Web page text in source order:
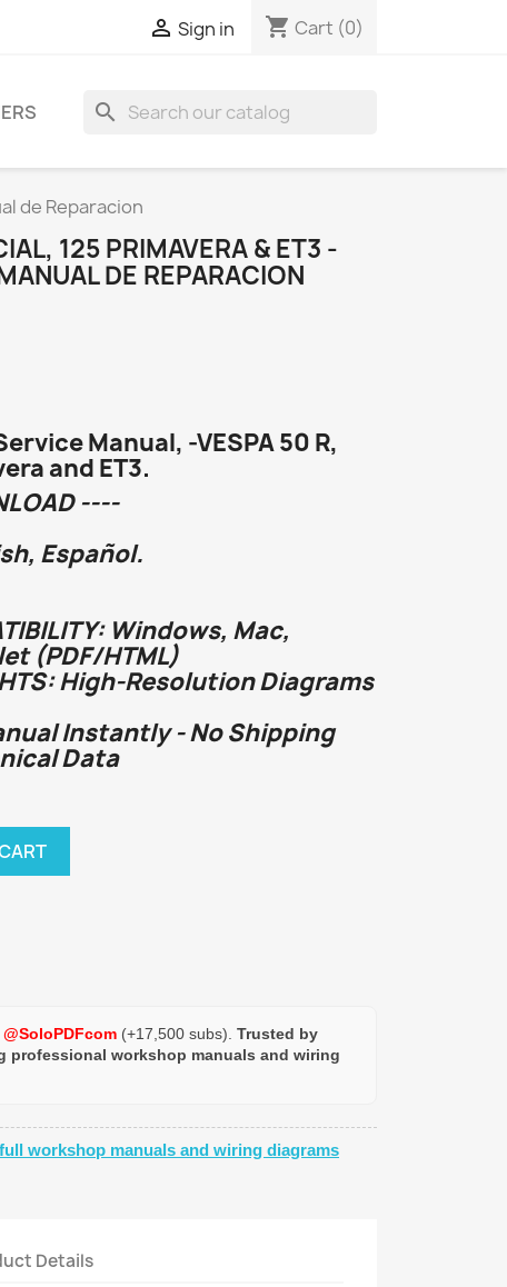
 Sign in shopping_cart Cart (0)
search
de Reparacion
125 PRIMAVERA & ET3 -
DE REPARACION
Manual, -VESPA 50 R,
and ET3.
----
Español.
Windows, Mac,
(PDF/HTML)
High-Resolution Diagrams
Instantly - No Shipping
Data
@SoloPDFcom (+17,500 subs). Trusted by
professional workshop manuals and wiring
full workshop manuals and wiring diagrams
Details